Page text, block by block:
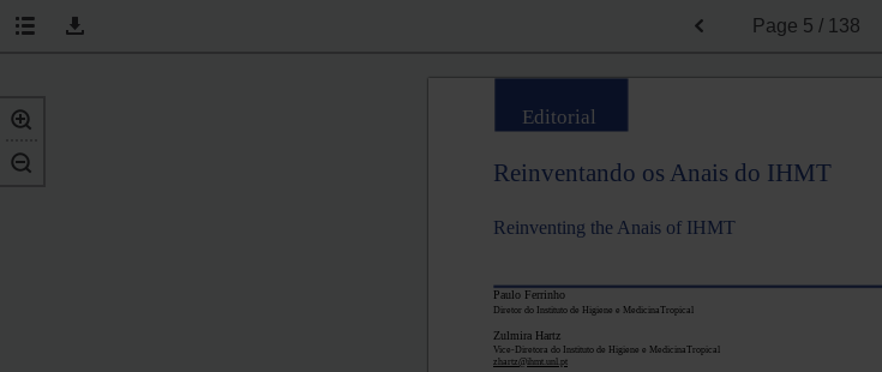
Page 5 / 138
Reinventando os Anais do IHMT
Reinventing the Anais of IHMT
Paulo Ferrinho
Diretor do Instituto de Higiene e MedicinaTropical
Zulmira Hartz
Vice-Diretora do Instituto de Higiene e MedicinaTropical
zhartz@ihmt.unl.pt
Editorial